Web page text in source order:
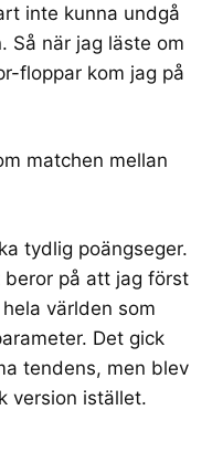
inte kunna undgå
. Så när jag läste om
floppar kom jag på
matchen mellan
tydlig poängseger.
beror på att jag först
världen som
Det gick
tendens, men blev
version istället.